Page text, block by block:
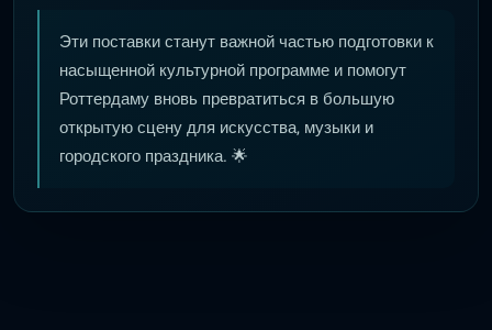
Эти поставки станут важной частью подготовки к
насыщенной культурной программе и помогут
Роттердаму вновь превратиться в большую
открытую сцену для искусства, музыки и
городского праздника. 🌟